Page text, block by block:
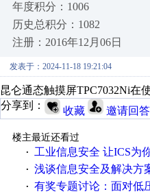
年度积分：1006
历史总积分：1082
注册：2016年12月06日
发表于：2024-11-18 19:21:04
昆仑通态触摸屏TPC7032Ni在
分享到：
收藏 邀请回答
楼主最近还看过
·
工业信息安全 让ICS为
· 浅谈信息安全及解决方
· 有奖专题讨论：面对低压变频故障，老手